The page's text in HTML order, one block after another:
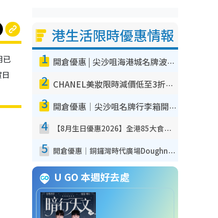
已
港生活限時優惠情報
1 開倉優惠 | 尖沙咀海港城名牌波鞋開倉低至1折！On鞋$899起／Joy&Peace鞋履$98起
2 CHANEL美妝限時減價低至3折！人氣粉底/唇膏/精華液低至$275！COCO香水都有平
3 開倉優惠｜尖沙咀名牌行李箱開倉低至4折！一連5日 American Tourister/ace./Hallmark $200起！
4 【8月生日優惠2026】全港85大食買玩著數攻略 自助餐/火鍋放題同行免費＋誠品/DONKI送現金券
5 開倉優惠｜銅鑼灣時代廣場Doughnut/Campo Marzio開倉低至1折！背囊、書包、手袋劈價$200起
U GO 本週好去處